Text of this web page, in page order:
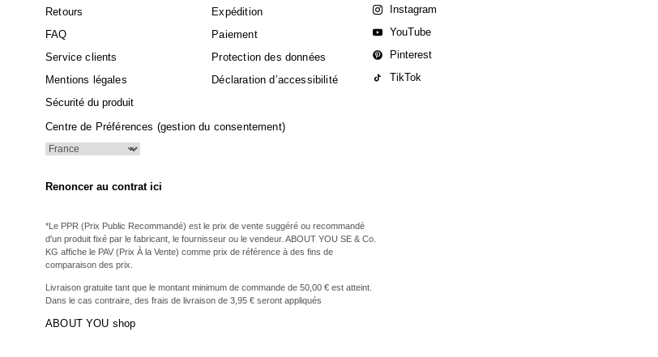
Retours
Expédition
FAQ
Paiement
Service clients
Protection des données
Mentions légales
Déclaration d’accessibilité
Sécurité du produit
Centre de Préférences (gestion du consentement)
Renoncer au contrat ici
*Le PPR (Prix Public Recommandé) est le prix de vente suggéré ou recommandé
d'un produit fixé par le fabricant, le fournisseur ou le vendeur. ABOUT YOU SE & Co.
KG affiche le PAV (Prix À la Vente) comme prix de référence à des fins de
comparaison des prix.
Livraison gratuite tant que le montant minimum de commande de 50,00 € est atteint.
Dans le cas contraire, des frais de livraison de 3,95 € seront appliqués
ABOUT YOU shop
Instagram
YouTube
Pinterest
TikTok